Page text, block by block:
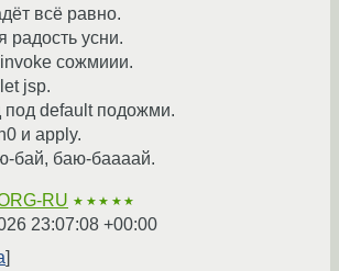
всё равно.
радость усни.
сожмиии.
jsp.
под default подожми.
и apply.
бай, баю-баааай.
RU ★★★★★
23:07:08 +00:00